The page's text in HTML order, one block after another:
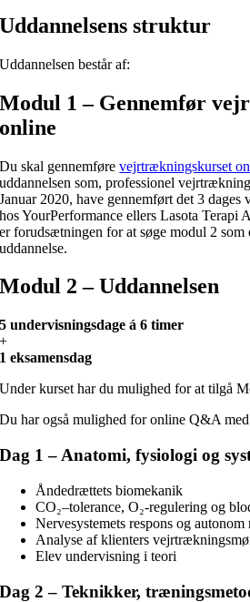
Uddannelsens struktur
Uddannelsen består af:
Modul 1 – Gennemfør
online
Du skal gennemførevejrtrækningskurset
uddannelsen som, professionel
Januar 2020, have gennemført det 3
hos YourPerformance ellers Lasota Terapi
er forudsætningen for at søge modul 2 som
uddannelse.
Modul 2 – Uddannelsen
5 undervisningsdage á 6 timer
+
1 eksamensdag
Under kurset har du mulighed for at tilgå
Du har også mulighed for online Q&A
Dag 1 – Anatomi, fysiologi og
Åndedrættets biomekanik
CO₂–tolerance, O₂-regulering og
Nervesystemets respons og autonom
Analyse af klienters
Elev undervisning i teori
Dag 2 – Teknikker,